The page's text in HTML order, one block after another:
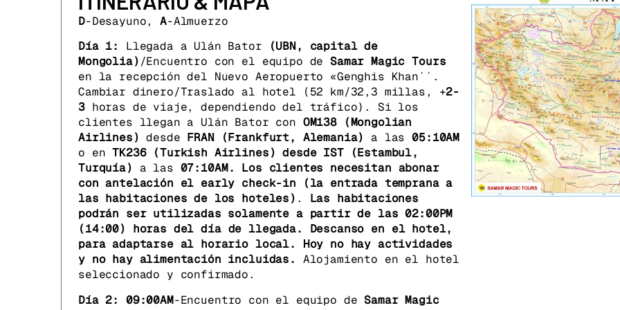
única.
Otros templos y colegios
: Dentro del complejo hay varios
muchos de los cuales han sido reconstruidos y restaurados
1990.
Ambiente cultural: El monasterio es un centro espiritual
visitarlo se puede experimentar el corazón del budismo en la
Sobre la estatua deMigjid Chenrezig (Avalokiteśvara):La
hecha de oro y bronce y fue erigida en 1913 gracias a las
mongoles dieron para el Bogdo Khan (el octavo Javzandamba que
convertido en Emperador de Mongolia) para recuperar su
32 metros (105 pies) de altura y era el símbolo de la
hacia el sistema manchú. 24 años después, en 1937, las
demolieron la estatua. Se supone que los escombros se usaron
durante el asedio de Leningrado. Después de la revolución
el gobierno garantizó la libertad de culto. La reconstrucción
simboliza la bondad del gobierno y su deseo de garantizar la
libertad y la independencia. El gobierno y el pueblo mongol
importancia a la reconstrucción de la estatua.
D-Desayuno, A-Almuerzo
Día 1: Llegada a Ulán Bator
(UBN, capital de
Mongolia)/Encuentro con el equipo deSamar Magic Tours
en la recepción del Nuevo Aeropuerto «Genghis Khan´´.
Cambiar dinero/Traslado al hotel (52 km/32,3 millas, +2-
3horas de viaje, dependiendo del tráfico). Si los
clientes llegan a Ulán Bator con OM138(Mongolian
Airlines) desde FRAN (Frankfurt, Alemania) a las05:10AM
o enTK236(Turkish Airlines) desde IST (Estambul,
Turquía) a las 07:10AM.
Los clientes necesitan abonar
con antelación el early check-in
(la entrada temprana a
las habitaciones de los hoteles) . Las habitaciones
podrán ser utilizadas solamente a partir de las02:00PM
(14:00) horas del día de llegada.
Descanso en el hotel,
para adaptarse al horario local.
Hoy no hay actividades
y no hay alimentación incluidas. Alojamiento en el hotel
seleccionado y confirmado.
Día 2: 09:00AM-Encuentro con el equipo deSamar Magic